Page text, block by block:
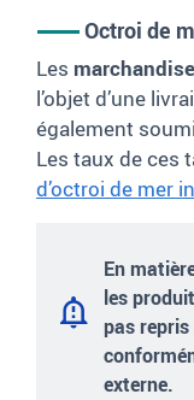
Octroi de
Les
l’objet d’une
également
Les taux de ces
d’octroi de mer
En
les
pas
externe.